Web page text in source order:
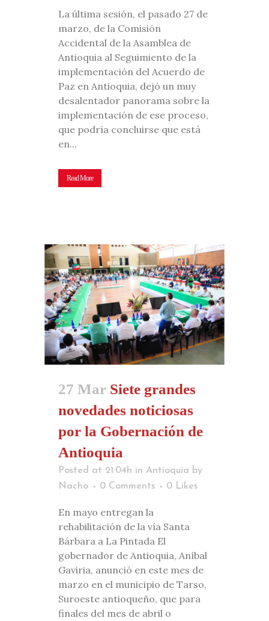
La última sesión, el pasado 27 de
marzo, de la Comisión
Accidental de la Asamblea de
Antioquia al Seguimiento de la
implementación del Acuerdo de
Paz en Antioquia, dejó un muy
desalentador panorama sobre la
implementación de ese proceso,
que podría concluirse que está
en...
Read More
27 Mar Siete grandes
novedades noticiosas
por la Gobernación de
Antioquia
Posted at 21:04h in Antioquia by
Nacho
0 Comments 0 Likes
En mayo entregan la
rehabilitación de la vía Santa
Bárbara a La Pintada El
gobernador de Antioquia, Aníbal
Gaviria, anunció en este mes de
marzo en el municipio de Tarso,
Suroeste antioqueño, que para
finales del mes de abril o